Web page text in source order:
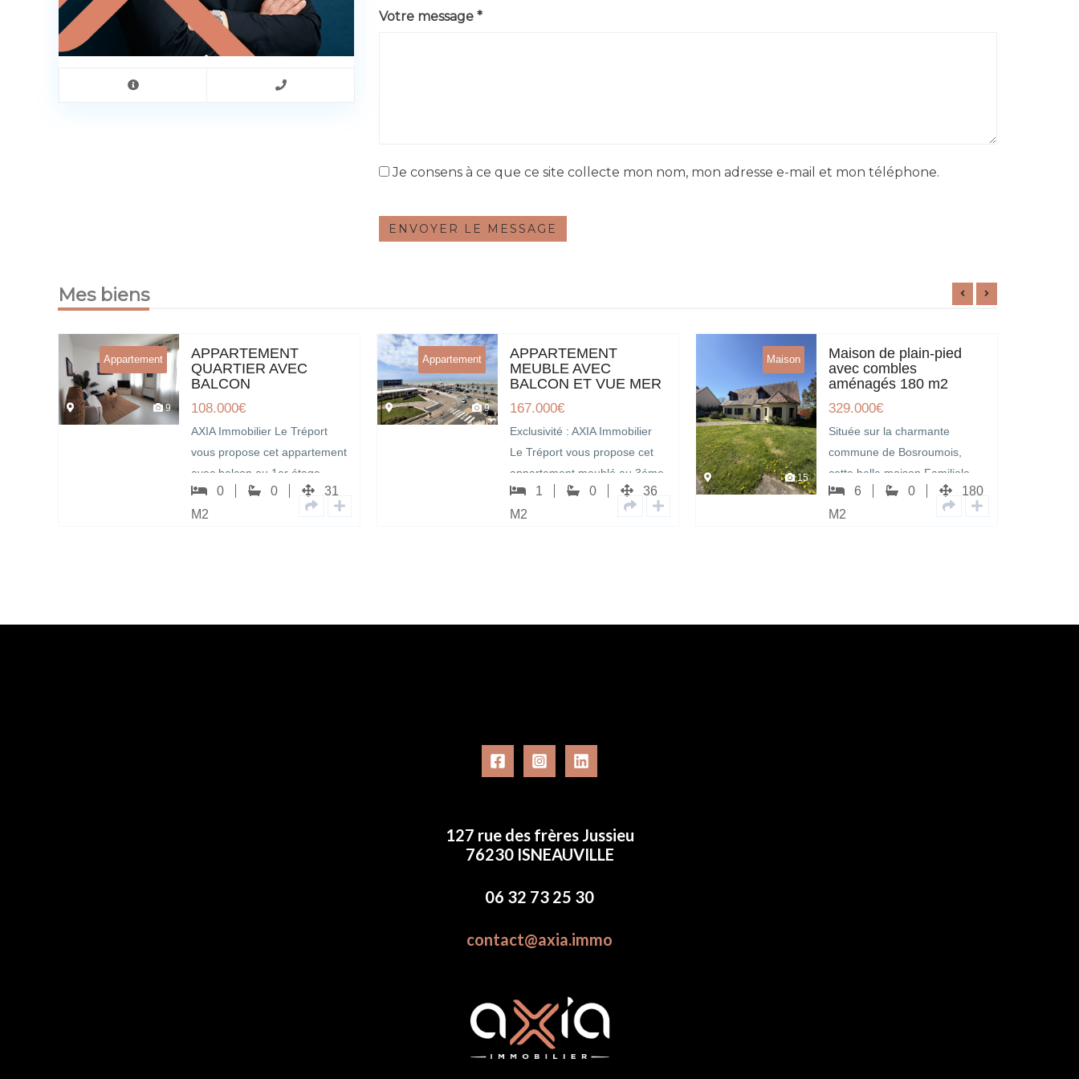
Votre message *
Je consens à ce que ce site collecte mon nom, mon adresse e-mail et mon téléphone.
ENVOYER LE MESSAGE
Mes biens
Appartement
9
APPARTEMENT
QUARTIER AVEC
BALCON
108.000€
AXIA Immobilier Le Tréport
vous propose cet appartement
avec balcon au 1er étage,
vendu meublé,…
0 0
31
M2
Appartement
9
APPARTEMENT
MEUBLE AVEC
BALCON ET VUE MER
167.000€
Exclusivité : AXIA Immobilier
Le Tréport vous propose cet
appartement meublé au 3éme
étage d’une copropriété,…
1 0
36
M2
Maison
15
Maison de plain-pied
avec combles
aménagés 180 m2
329.000€
Située sur la charmante
commune de Bosroumois,
cette belle maison Familiale
vivable de plain-pied offre…
6 0
180
M2
127 rue des frères Jussieu
76230 ISNEAUVILLE
06 32 73 25 30
contact@axia.immo